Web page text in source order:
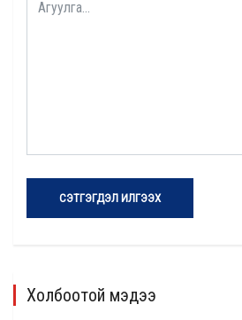
СЭТГЭГДЭЛ ИЛГЭЭХ
Холбоотой мэдээ